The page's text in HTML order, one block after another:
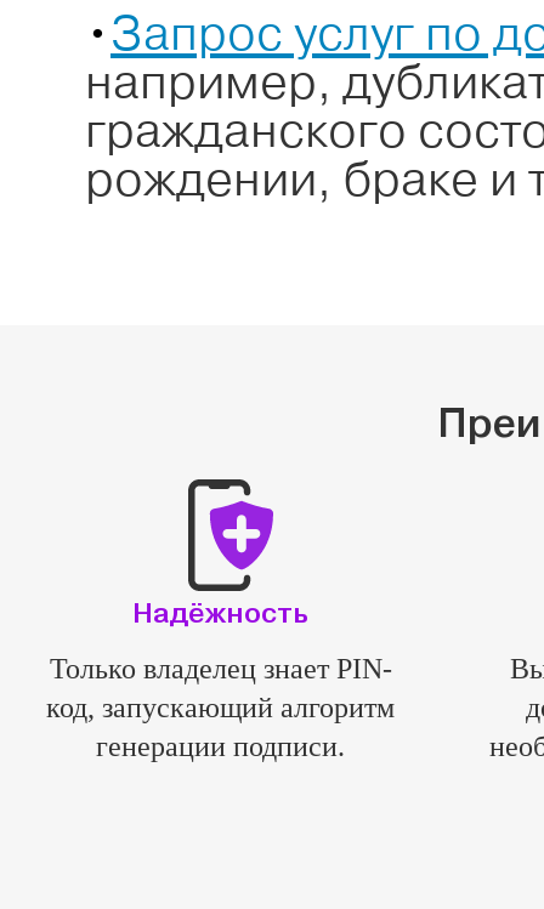
•Запрос услуг по
например,
гражданского
рождении, браке и
Надёжность
Только владелец знает PIN-
код, запускающий алгоритм
генерации подписи.